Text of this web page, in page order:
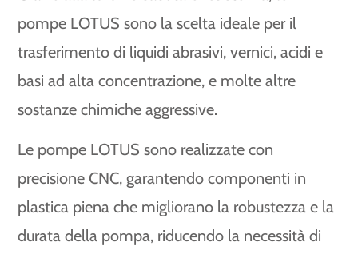
pompe LOTUS sono la scelta ideale per il
trasferimento di liquidi abrasivi, vernici, acidi e
basi ad alta concentrazione, e molte altre
sostanze chimiche aggressive.
Le pompe LOTUS sono realizzate con
precisione CNC, garantendo componenti in
plastica piena che migliorano la robustezza e la
durata della pompa, riducendo la necessità di